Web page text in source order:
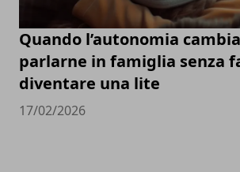
Quando l’autonomia
parlarne in famiglia senza
diventare una lite
17/02/2026